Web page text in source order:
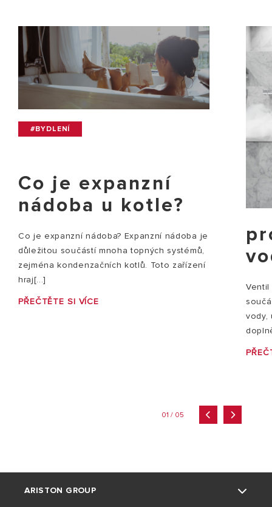
#BYDLENÍ
Co je expanzní
nádoba u kotle?
Co je expanzní nádoba? Expanzní nádoba je
důležitou součástí mnoha topných systémů,
zejména kondenzačních kotlů. Toto zařízení
hraj[...]
PŘEČTĚTE SI VÍCE
vody,
01 / 05
ARISTON GROUP